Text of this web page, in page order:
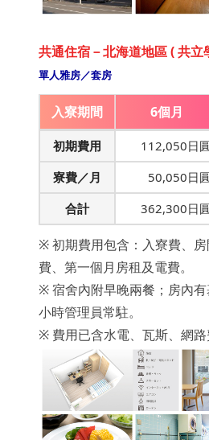
共通住宿－北海道地區 ( 共立
單人雅房／套房
入寮期間 6個月
初期費用 112,050日
寮費／月
50,050日
合計
362,300日
※ 初期費用包含：入寮費、
費、第一個月房租及電費。
※ 宿舍內附早晚兩餐；房內
小時管理員常駐。
※ 費用已含水電、瓦斯、網路